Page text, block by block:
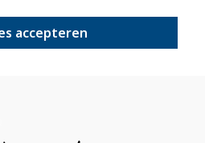
accepteren
morgen in huis*